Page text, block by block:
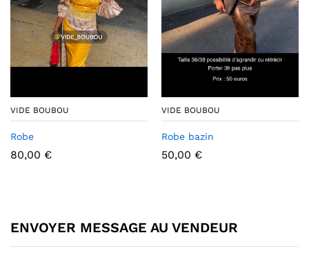
VIDE BOUBOU
Robe
80,00 €
VIDE BOUBOU
Robe bazin
50,00 €
ENVOYER MESSAGE AU VENDEUR